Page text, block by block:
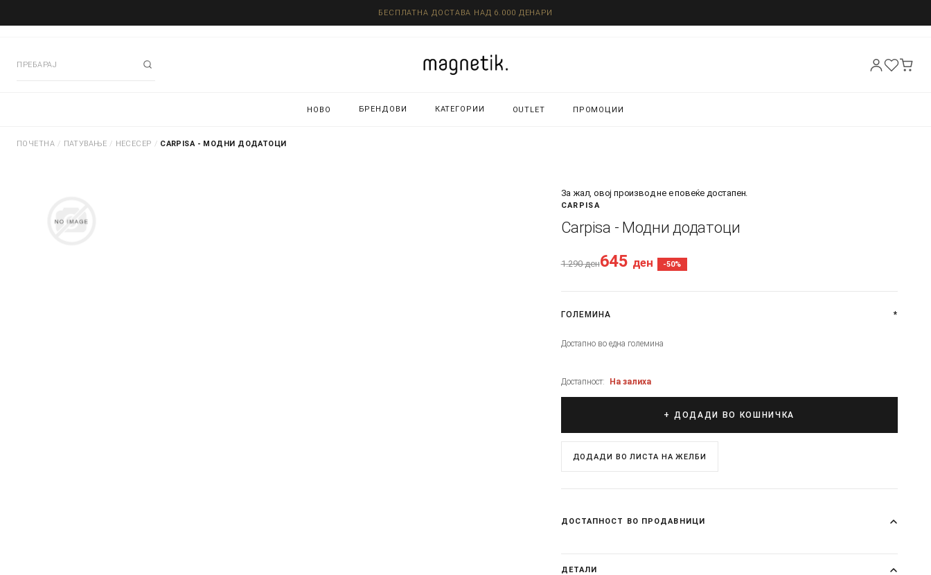
БЕСПЛАТНА ДОСТАВА НАД 6.000 ДЕНАРИ
НОВО БРЕНДОВИ КАТЕГОРИИ OUTLET ПРОМОЦИИ
ПОЧЕТНА / ПАТУВАЊЕ / НЕСЕСЕР / CARPISA - МОДНИ ДОДАТОЦИ
За жал, овој производ не е повеќе достапен.
CARPISA
Carpisa - Модни додатоци
1.290ден645 ден -50%
ГОЛЕМИНА *
Достапно во една големина
Достапност: На залиха
+ ДОДАДИ ВО КОШНИЧКА
ДОДАДИ ВО ЛИСТА НА ЖЕЛБИ
ДОСТАПНОСТ ВО ПРОДАВНИЦИ
ДЕТАЛИ